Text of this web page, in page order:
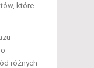
które
różnych